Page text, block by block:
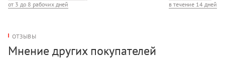
от 3 до 8 рабочих дней
в течение 14 дней
ОТЗЫВЫ
Мнение других покупателей